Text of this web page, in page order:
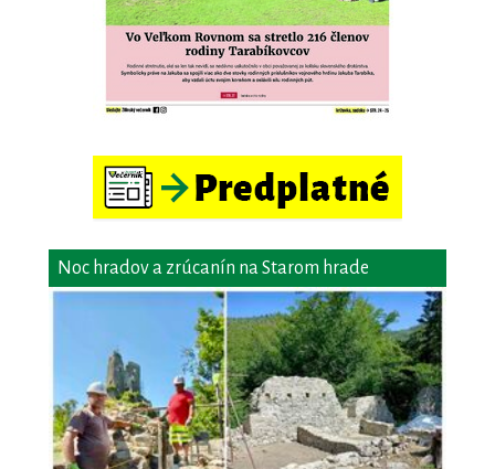
Noc hradov a zrúcanín na Starom hrade